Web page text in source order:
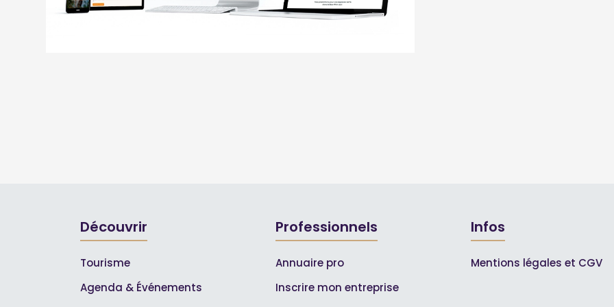
Découvrir
Tourisme
Agenda & Événements
Professionnels
Annuaire pro
Inscrire mon entreprise
Infos
Mentions légales et CGV